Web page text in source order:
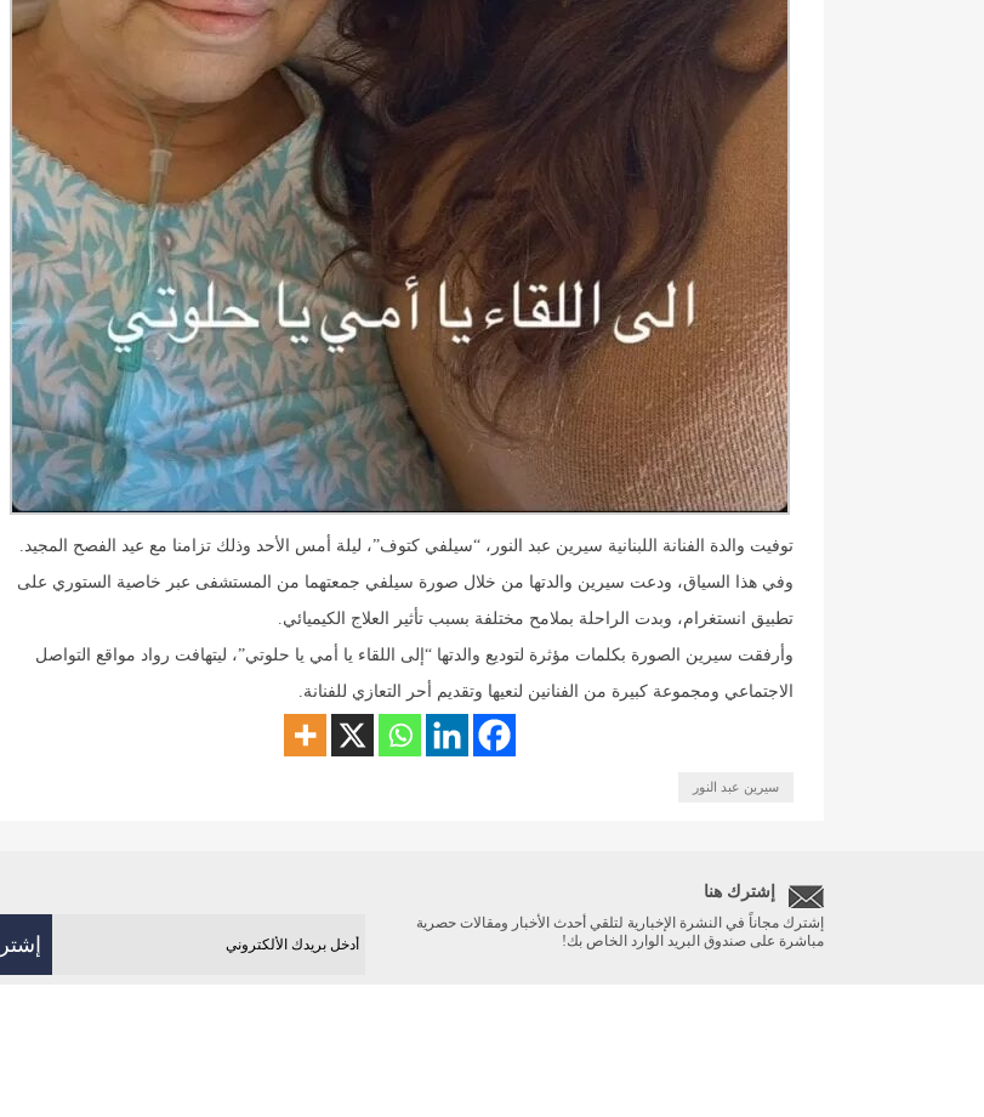
توفيت والدة الفنانة اللبنانية سيرين عبد النور، “سيلفي كتوف”، ليلة أمس الأحد وذلك تزامنا مع عيد الفصح المجيد.
وفي هذا السياق، ودعت سيرين والدتها من خلال صورة سيلفي جمعتهما من المستشفى عبر خاصية الستوري على
تطبيق انستغرام، وبدت الراحلة بملامح مختلفة بسبب تأثير العلاج الكيميائي.
وأرفقت سيرين الصورة بكلمات مؤثرة لتوديع والدتها “إلى اللقاء يا أمي يا حلوتي”، ليتهافت رواد مواقع التواصل
الاجتماعي ومجموعة كبيرة من الفنانين لنعيها وتقديم أحر التعازي للفنانة.
سيرين عبد النور
إشترك هنا
إشترك مجاناً في النشرة الإخبارية لتلقي أحدث الأخبار ومقالات حصرية
مباشرة على صندوق البريد الوارد الخاص بك!